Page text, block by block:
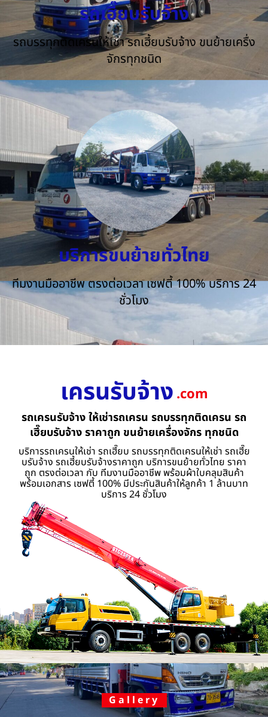
รถเฮี๊ยบรับจ้าง
รถบรรทุกติดเครนให้เช่า รถเฮี้ยบรับจ้าง ขนย้ายเครื่ง
จักรทุกชนิด
บริการขนย้ายทั่วไทย
ทีมงานมืออาชีพ ตรงต่อเวลา เซฟตี้ 100% บริการ 24
ชั่วโมง
เครนรับจ้าง .com
รถเครนรับจ้าง ให้เช่ารถเครน รถบรรทุกติดเครน รถ
เฮี๊ยบรับจ้าง ราคาถูก ขนย้ายเครื่องจักร ทุกชนิด
บริการรถเครนให้เช่า รถเฮี๊ยบ รถบรรทุกติดเครนให้เช่า รถเฮี๊ย
บรับจ้าง รถเฮี้ยบรับจ้างราคาถูก บริการขนย้ายทั่วไทย ราคา
ถูก ตรงต่อเวลา กับ ทีมงานมืออาชีพ พร้อมผ้าใบคลุมสินค้า
พร้อมเอกสาร เซฟตี้ 100% มีประกันสินค้าให้ลูกค้า 1 ล้านบาท
บริการ 24 ชั่วโมง
Gallery